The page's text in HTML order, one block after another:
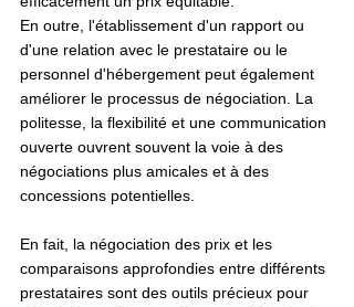
En outre, l'établissement d'un rapport ou
d'une relation avec le prestataire ou le
personnel d'hébergement peut également
améliorer le processus de négociation. La
politesse, la flexibilité et une communication
ouverte ouvrent souvent la voie à des
négociations plus amicales et à des
concessions potentielles.
En fait, la négociation des prix et les
comparaisons approfondies entre différents
prestataires sont des outils précieux pour